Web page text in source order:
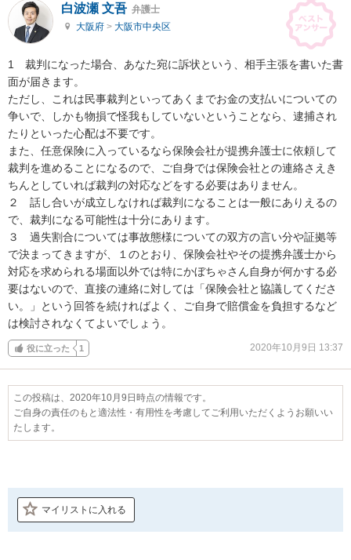
白波瀬 文吾 弁護士
大阪府 > 大阪市中央区
1　裁判になった場合、あなた宛に訴状という、相手主張を書いた書
面が届きます。
ただし、これは民事裁判といってあくまでお金の支払いについての
争いで、しかも物損で怪我もしていないということなら、逮捕され
たりといった心配は不要です。
また、任意保険に入っているなら保険会社が提携弁護士に依頼して
裁判を進めることになるので、ご自身では保険会社との連絡さえき
ちんとしていれば裁判の対応などをする必要はありません。
２　話し合いが成立しなければ裁判になることは一般にありえるの
で、裁判になる可能性は十分にあります。
３　過失割合については事故態様についての双方の言い分や証拠等
で決まってきますが、１のとおり、保険会社やその提携弁護士から
対応を求められる場面以外では特にかぼちゃさん自身が何かする必
要はないので、直接の連絡に対しては「保険会社と協議してくださ
い。」という回答を続ければよく、ご自身で賠償金を負担するなど
は検討されなくてよいでしょう。
役に立った 1 2020年10月9日 13:37
この投稿は、2020年10月9日時点の情報です。
ご自身の責任のもと適法性・有用性を考慮してご利用いただくようお願いい
たします。
マイリストに入れる